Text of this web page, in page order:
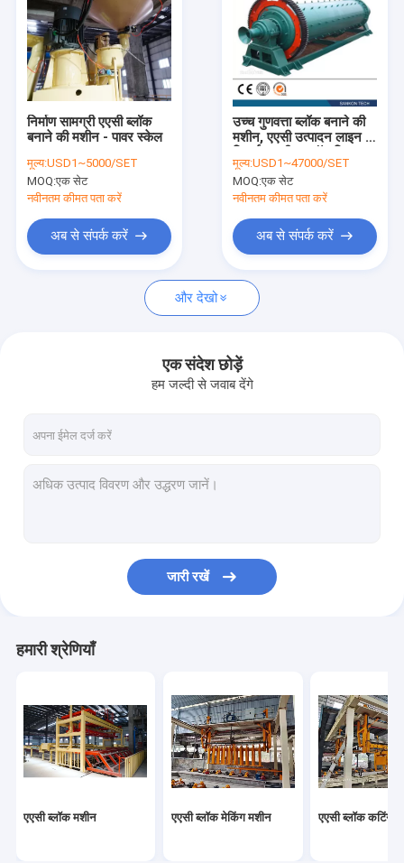
हमारे बारे में
हमसे संपर्क करें
एएसी ब्लॉक मेकिंग मशीन
एएसी ब्लॉक कटिंग मशीन
स्वचालित कंक्रीट ब्लॉक बनाने की मशीन
अर्ध स्वचालित ब्लॉक बनाने की मशीन
लाइटवेट वॉल पैनल मशीन
एएसी आटोक्लेव
एएसी ब्लॉक प्लांट मशीनरी
निर्माण सामग्री एएसी ब्लॉक
बनाने की मशीन - पावर स्केल
मूल्य:USD1~5000/SET
MOQ:एक सेट
नवीनतम कीमत पता करें
अब से संपर्क करें
उच्च गुणवत्ता ब्लॉक बनाने की
मशीन, एएसी उत्पादन लाइन के
मूल्य:USD1~47000/SET
MOQ:एक सेट
नवीनतम कीमत पता करें
अब से संपर्क करें
और देखो
एक संदेश छोड़ें
हम जल्दी से जवाब देंगे
जारी रखें
हमारी श्रेणियाँ
एएसी ब्लॉक मशीन एएसी ब्लॉक मेकिंग मशीन एएसी ब्लॉक कटिंग